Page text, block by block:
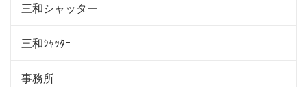
三和シャッター
三和ｼｬｯﾀｰ
事務所